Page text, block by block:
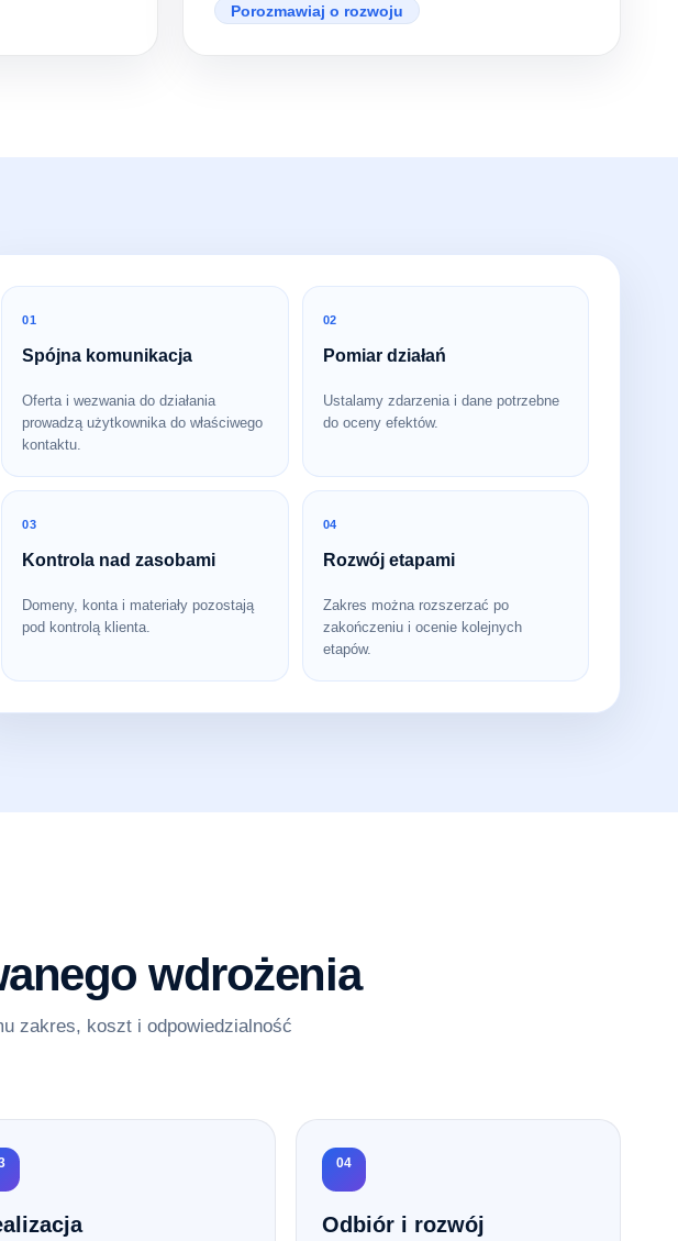
Porozmawiaj o rozwoju
01
Spójna komunikacja
Oferta i wezwania do działania
prowadzą użytkownika do właściwego
kontaktu.
02
Pomiar działań
Ustalamy zdarzenia i dane potrzebne
do oceny efektów.
03
Kontrola nad zasobami
Domeny, konta i materiały pozostają
pod kontrolą klienta.
04
Rozwój etapami
Zakres można rozszerzać po
zakończeniu i ocenie kolejnych
etapów.
wdrożenia
zakres, koszt i odpowiedzialność
04
Odbiór i rozwój